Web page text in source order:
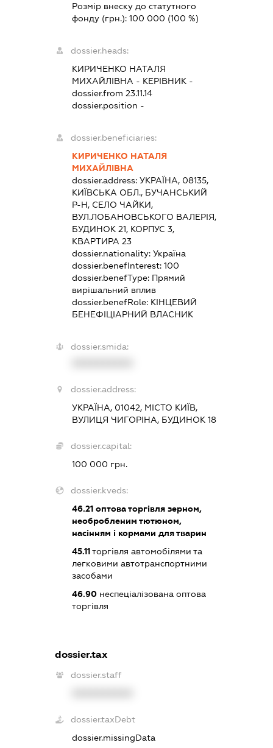
Розмір внеску до статутного
фонду (грн.): 100 000 (100 %)
dossier.heads:
КИРИЧЕНКО НАТАЛЯ
МИХАЙЛІВНА - КЕРІВНИК -
dossier.from 23.11.14
dossier.position -
dossier.beneficiaries:
КИРИЧЕНКО НАТАЛЯ
МИХАЙЛІВНА
dossier.address: УКРАЇНА, 08135,
КИЇВСЬКА ОБЛ., БУЧАНСЬКИЙ
Р-Н, СЕЛО ЧАЙКИ,
ВУЛ.ЛОБАНОВСЬКОГО ВАЛЕРІЯ,
БУДИНОК 21, КОРПУС 3,
КВАРТИРА 23
dossier.nationality: Україна
dossier.benefInterest: 100
dossier.benefType: Прямий
вирішальний вплив
dossier.benefRole: КІНЦЕВИЙ
БЕНЕФІЦІАРНИЙ ВЛАСНИК
dossier.smida:
dossier.address:
УКРАЇНА, 01042, МІСТО КИЇВ,
ВУЛИЦЯ ЧИГОРІНА, БУДИНОК 18
dossier.capital:
100 000 грн.
dossier.kveds:
46.21оптова торгівля зерном,
необробленим тютюном,
насінням і кормами для тварин
45.11торгівля автомобілями та
легковими автотранспортними
засобами
46.90неспеціалізована оптова
торгівля
dossier.tax
dossier.staff
dossier.taxDebt
dossier.missingData